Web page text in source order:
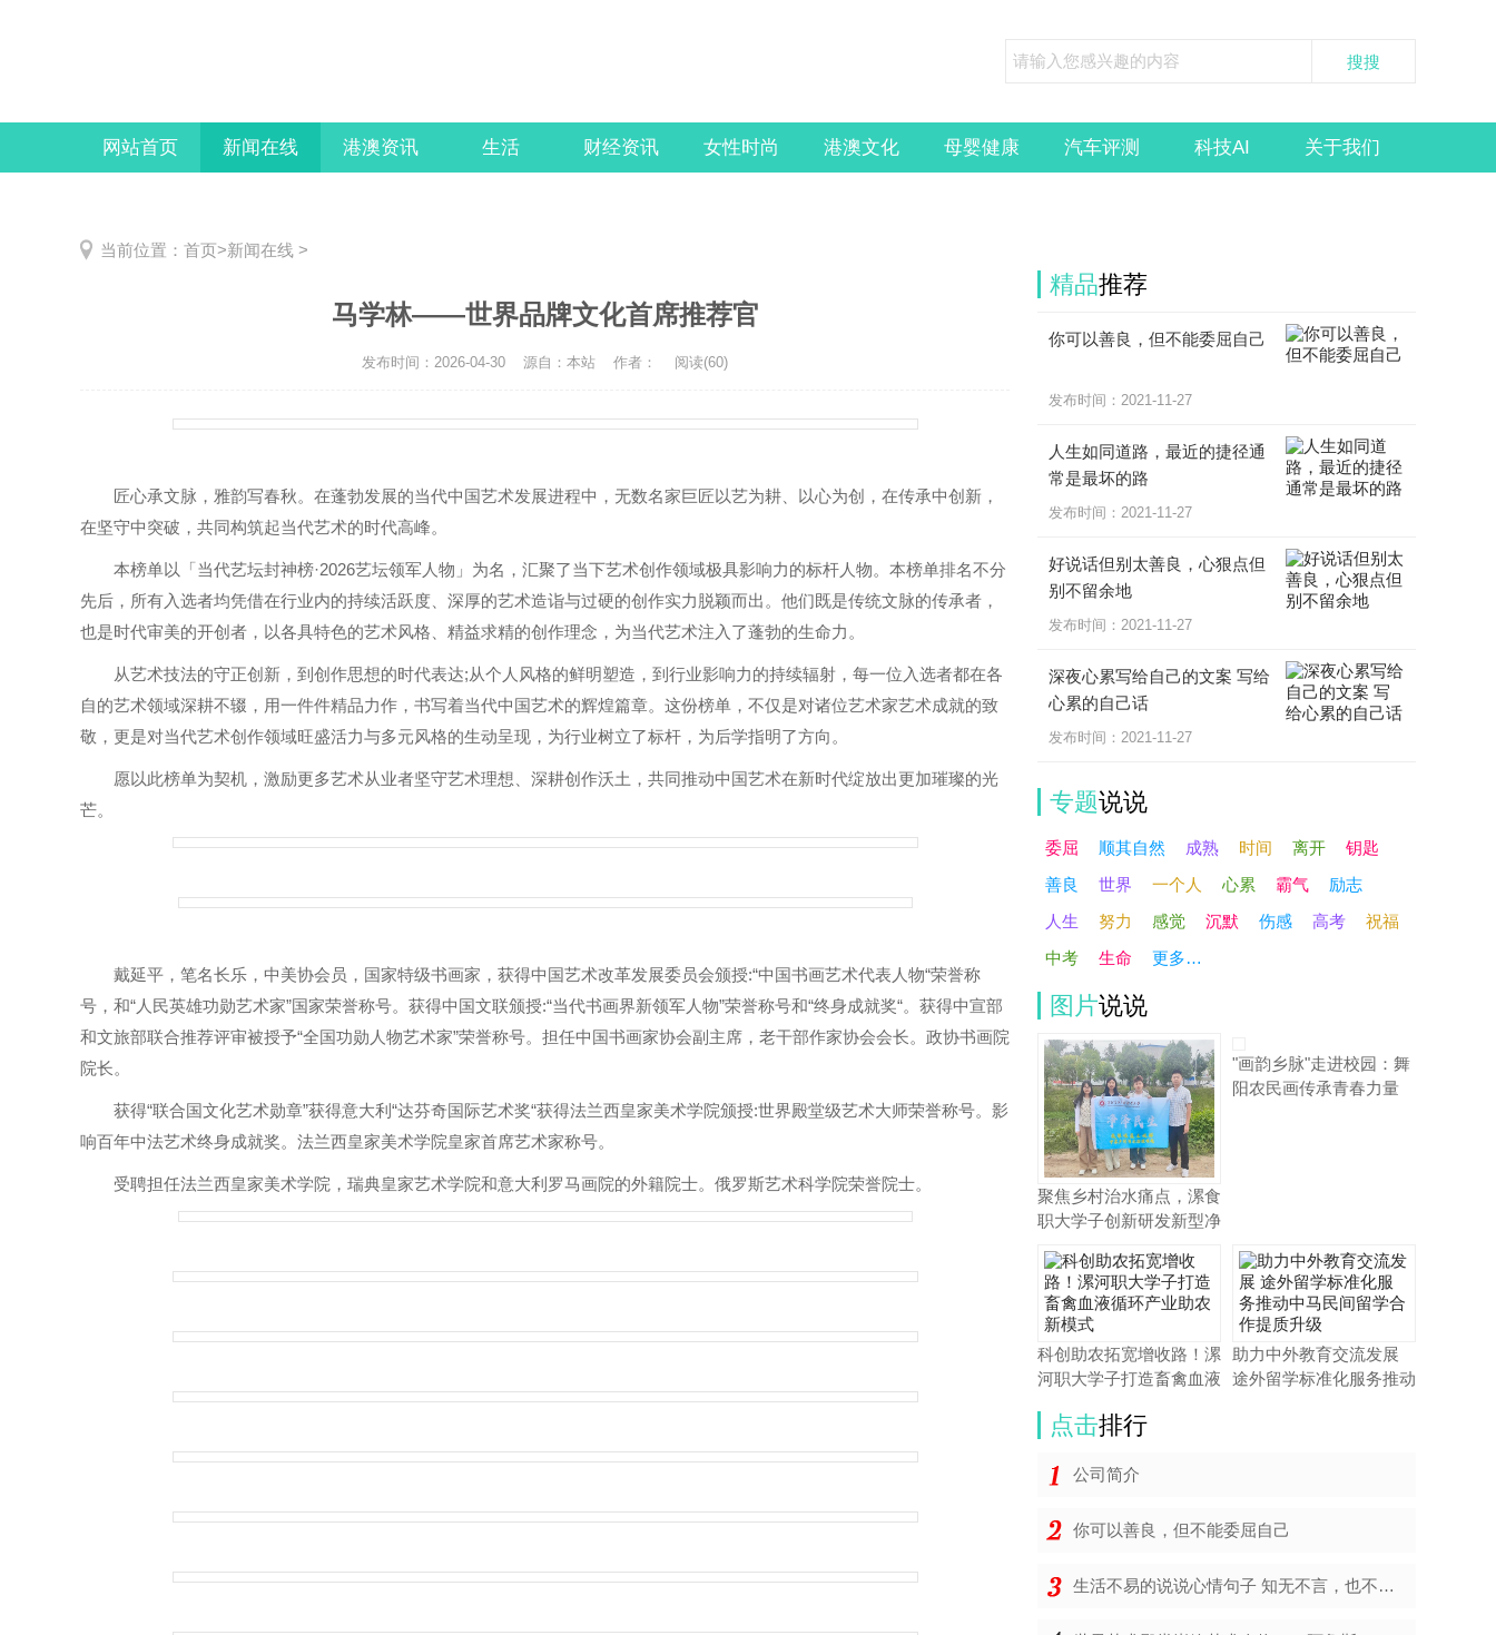
网站首页 新闻在线 港澳资讯 生活 财经资讯 女性时尚 港澳文化 母婴健康 汽车评测 科技AI 关于我们
当前位置： 首页>新闻在线 >
马学林——世界品牌文化首席推荐官
发布时间：2026-04-30 源自：本站 作者： 阅读(60)
匠心承文脉，雅韵写春秋。在蓬勃发展的当代中国艺术发展进程中，无数名家巨匠以艺为耕、以心为创，在传承中创新，
在坚守中突破，共同构筑起当代艺术的时代高峰。
本榜单以「当代艺坛封神榜·2026艺坛领军人物」为名，汇聚了当下艺术创作领域极具影响力的标杆人物。本榜单排名不分
先后，所有入选者均凭借在行业内的持续活跃度、深厚的艺术造诣与过硬的创作实力脱颖而出。他们既是传统文脉的传承者，
也是时代审美的开创者，以各具特色的艺术风格、精益求精的创作理念，为当代艺术注入了蓬勃的生命力。
从艺术技法的守正创新，到创作思想的时代表达;从个人风格的鲜明塑造，到行业影响力的持续辐射，每一位入选者都在各
自的艺术领域深耕不辍，用一件件精品力作，书写着当代中国艺术的辉煌篇章。这份榜单，不仅是对诸位艺术家艺术成就的致
敬，更是对当代艺术创作领域旺盛活力与多元风格的生动呈现，为行业树立了标杆，为后学指明了方向。
愿以此榜单为契机，激励更多艺术从业者坚守艺术理想、深耕创作沃土，共同推动中国艺术在新时代绽放出更加璀璨的光
芒。
戴延平，笔名长乐，中美协会员，国家特级书画家，获得中国艺术改革发展委员会颁授:“中国书画艺术代表人物“荣誉称
号，和“人民英雄功勋艺术家”国家荣誉称号。获得中国文联颁授:“当代书画界新领军人物”荣誉称号和“终身成就奖“。获得中宣部
和文旅部联合推荐评审被授予“全国功勋人物艺术家”荣誉称号。担任中国书画家协会副主席，老干部作家协会会长。政协书画院
院长。
获得“联合国文化艺术勋章”获得意大利“达芬奇国际艺术奖“获得法兰西皇家美术学院颁授:世界殿堂级艺术大师荣誉称号。影
响百年中法艺术终身成就奖。法兰西皇家美术学院皇家首席艺术家称号。
受聘担任法兰西皇家美术学院，瑞典皇家艺术学院和意大利罗马画院的外籍院士。俄罗斯艺术科学院荣誉院士。
精品推荐
你可以善良，但不能委屈自己
发布时间：2021-11-27
人生如同道路，最近的捷径通
常是最坏的路
发布时间：2021-11-27
好说话但别太善良，心狠点但
别不留余地
发布时间：2021-11-27
深夜心累写给自己的文案 写给
心累的自己话
发布时间：2021-11-27
专题说说
委屈 顺其自然 成熟 时间 离开
钥匙
善良
世界 一个人 心累 霸气
励志
人生
努力 感觉 沉默 伤感 高考
祝福
中考
生命 更多…
图片说说
聚焦乡村治水痛点，漯食
职大学子创新研发新型净
"画韵乡脉"走进校园：舞
阳农民画传承青春力量
科创助农拓宽增收路！漯
河职大学子打造畜禽血液
助力中外教育交流发展
途外留学标准化服务推动
点击排行
公司简介
你可以善良，但不能委屈自己
生活不易的说说心情句子 知无不言，也不一定都是率真